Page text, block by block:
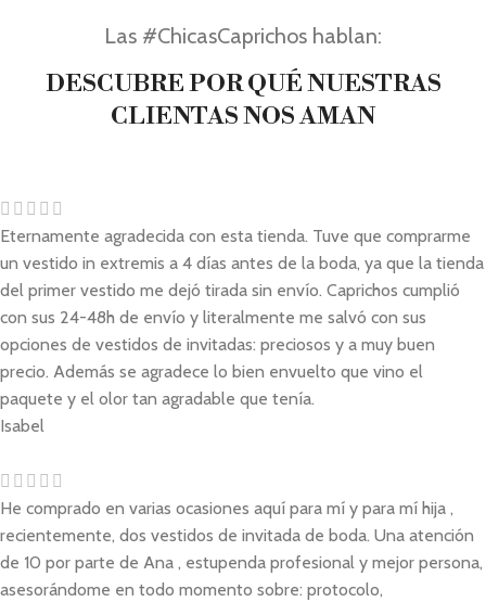
Las #ChicasCaprichos hablan:
DESCUBRE POR QUÉ NUESTRAS
CLIENTAS NOS AMAN
Eternamente agradecida con esta tienda. Tuve que comprarme
un vestido in extremis a 4 días antes de la boda, ya que la tienda
del primer vestido me dejó tirada sin envío. Caprichos cumplió
con sus 24-48h de envío y literalmente me salvó con sus
opciones de vestidos de invitadas: preciosos y a muy buen
precio. Además se agradece lo bien envuelto que vino el
paquete y el olor tan agradable que tenía.
Isabel
He comprado en varias ocasiones aquí para mí y para mí hija ,
recientemente, dos vestidos de invitada de boda. Una atención
de 10 por parte de Ana , estupenda profesional y mejor persona,
asesorándome en todo momento sobre: protocolo,